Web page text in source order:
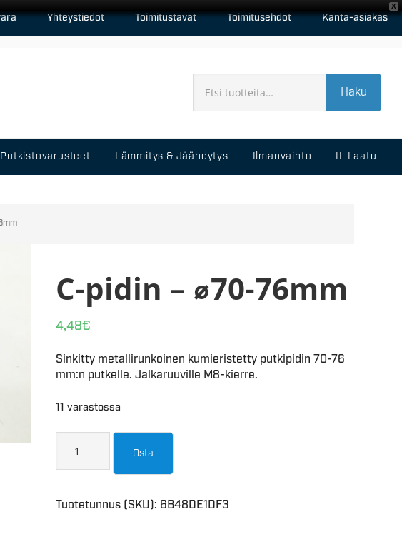
X
Yhteystiedot Toimitustavat Toimitusehdot Kanta-asiakas
Haku
Putkistovarusteet Lämmitys & Jäähdytys Ilmanvaihto II-Laatu
C-pidin – ⌀70-76mm
4,48€
Sinkitty metallirunkoinen kumieristetty putkipidin 70-76
mm:n putkelle. Jalkaruuville M8-kierre.
11 varastossa
Osta
Tuotetunnus (SKU): 6B48DE1DF3